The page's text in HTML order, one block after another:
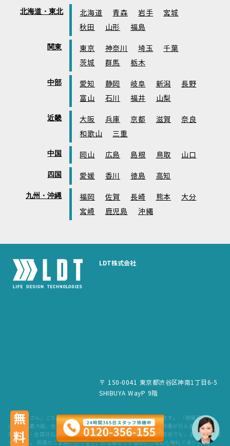
北海道・東北 北海道 青森 岩手
宮城
秋田
山形 福島
関東 東京 神奈川 埼玉
千葉
茨城
群馬 栃木
中部 愛知 静岡 岐阜 新潟
長野
富山
石川 福井 山梨
近畿 大阪 兵庫 京都 滋賀
奈良
和歌山
三重
中国 岡山 広島 島根 鳥取 山口
四国 愛媛 香川 徳島 高知
九州・沖縄 福岡 佐賀 長崎 熊本
大分
宮崎
鹿児島 沖縄
LDT株式会社
〒 150-0041 東京都渋谷区神南1丁目6-5
SHIBUYA WayP 9階
「葬儀屋さん」こちらのサービスは、LDT株式会社が運営しています。 「葬儀屋さん」
は、日本最大級、全国6,500件の葬儀場を掲載。最寄りの式場で葬儀が行えます。 24時
間365日・全国対応。スタッフが待機していますので、早朝でも深夜でも、まずはお電話
ください。 葬儀のご依頼だけでなく、お見積もりや費用のご相談も無料で承ります。
無料